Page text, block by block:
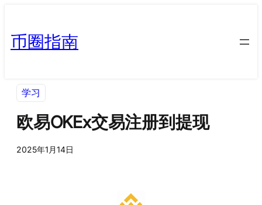
币圈指南
学习
欧易OKEx交易注册到提现
2025年1月14日